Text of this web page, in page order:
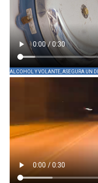
ALCOHOL Y VOLANTE, ASEGURA UN